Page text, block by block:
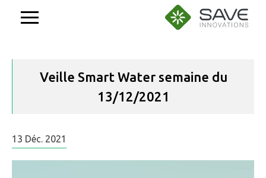
Veille Smart Water semaine du
13/12/2021
13 Déc. 2021